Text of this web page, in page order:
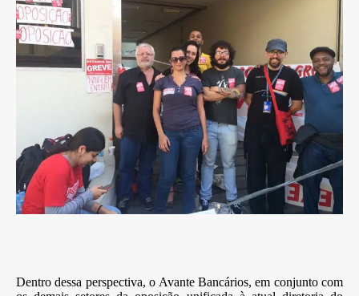
Dentro dessa perspectiva, o Avante Bancários, em conjunto com